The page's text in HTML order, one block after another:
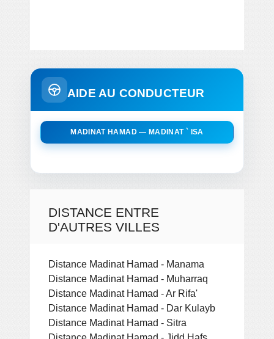
AIDE AU CONDUCTEUR
MADINAT HAMAD — MADINAT ` ISA
DISTANCE ENTRE
D'AUTRES VILLES
Distance Madinat Hamad - Manama
Distance Madinat Hamad - Muharraq
Distance Madinat Hamad - Ar Rifa'
Distance Madinat Hamad - Dar Kulayb
Distance Madinat Hamad - Sitra